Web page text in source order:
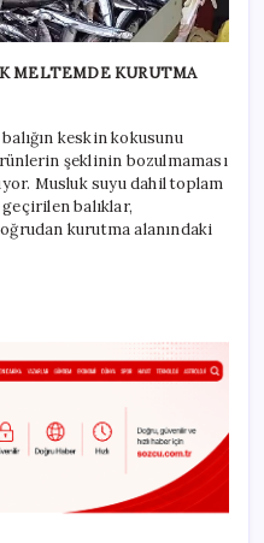
MELTEMDE KURUTMA
keskin kokusunu
şeklinin bozulmaması
Musluk suyu dahil toplam
balıklar,
kurutma alanındaki